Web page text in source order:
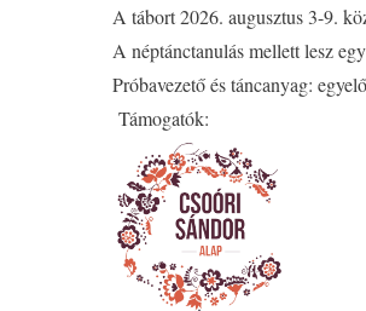
A tábort 2026. augusztus 3-9.
A néptánctanulás mellett lesz
Próbavezető és táncanyag:
Támogatók: